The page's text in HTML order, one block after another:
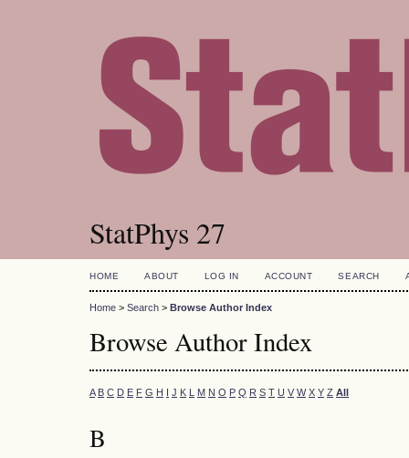
StatPhys 27
HOME ABOUT LOG IN ACCOUNT SEARCH
Home > Search > Browse Author Index
Browse Author Index
A B C D E F G H I J K L M N O P Q R S T U V W X Y Z All
B